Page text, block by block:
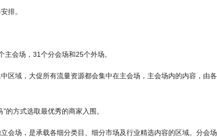
排。
会场，31个分会场和25个外场。
区域，大促所有流量资源都会集中在主会场，主会场内的内容，由
的方式选取最优秀的商家入围。
会场，是承载各细分类目、细分市场及行业精选内容的区域。分会